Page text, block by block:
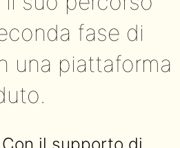
fase di
una piattaforma